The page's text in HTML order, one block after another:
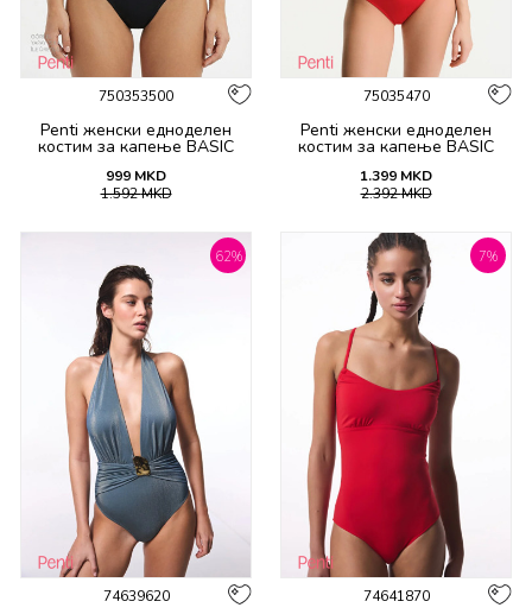
750353500
Penti женски едноделен
костим за капење BASIC
999 MKD
1.592MKD
75035470
Penti женски едноделен
костим за капење BASIC
1.399 MKD
2.392MKD
62%
74639620
7%
74641870